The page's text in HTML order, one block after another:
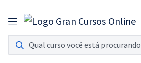
Assinatura Ilimitada 11
Acesso a todos os cursos. Teste grátis por 7 dias!